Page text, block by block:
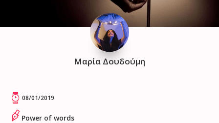
Μαρία Δουδούμη
08/01/2019
Power of words